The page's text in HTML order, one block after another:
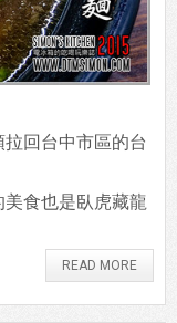
回台中市區的台
食也是臥虎藏龍
READ MORE